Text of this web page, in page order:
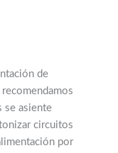
de
se asiente
circuitos
por